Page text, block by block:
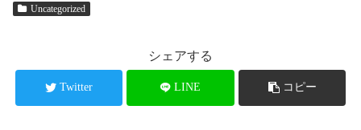
Uncategorized
シェアする
Twitter LINE コピー